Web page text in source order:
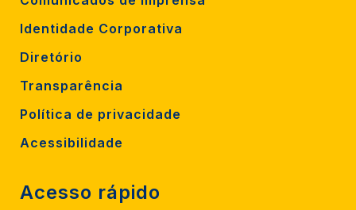
Identidade Corporativa
Diretório
Transparência
Política de privacidade
Acessibilidade
Acesso rápido